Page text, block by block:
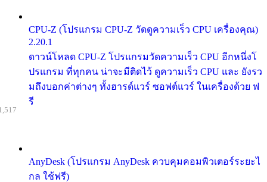
CPU-Z (โปรแกรม CPU-Z วัดดูความเร็ว CPU เครื่องคุณ)
2.20.1
ดาวน์โหลด CPU-Z โปรแกรมวัดความเร็ว CPU อีกหนึ่งโ
ปรแกรม ที่ทุกคน น่าจะมีติดไว้ ดูความเร็ว CPU และ ยังรว
มถึงบอกค่าต่างๆ ทั้งฮารด์แวร์ ซอฟต์แวร์ ในเครื่องด้วย ฟ
รี
AnyDesk (โปรแกรม AnyDesk ควบคุมคอมพิวเตอร์ระยะไ
กล ใช้ฟรี)